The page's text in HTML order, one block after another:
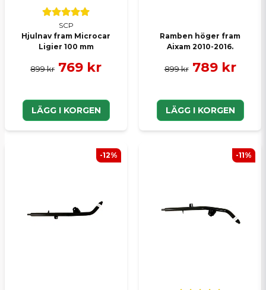
SCP
Hjulnav fram Microcar
Ligier 100 mm
899 kr 769 kr
LÄGG I KORGEN
Ramben höger fram
Aixam 2010-2016.
899 kr 789 kr
LÄGG I KORGEN
-12% -11%